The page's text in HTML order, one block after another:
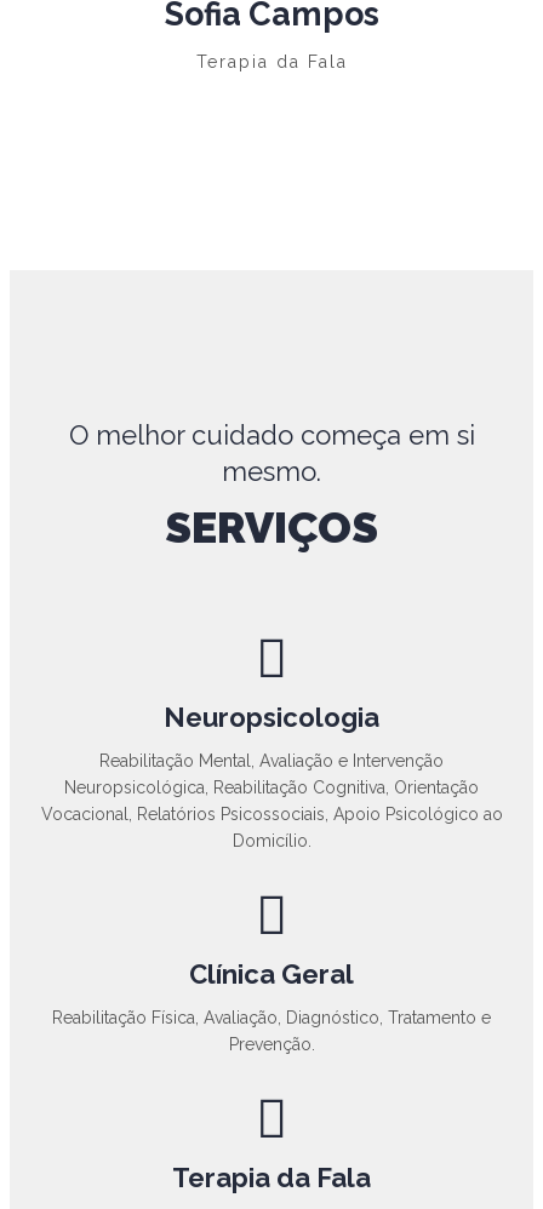
Sofia Campos
Terapia da Fala
O melhor cuidado começa em si
mesmo.
SERVIÇOS
Neuropsicologia
Reabilitação Mental, Avaliação e Intervenção
Neuropsicológica, Reabilitação Cognitiva, Orientação
Vocacional, Relatórios Psicossociais, Apoio Psicológico ao
Domicílio.
Clínica Geral
Reabilitação Física, Avaliação, Diagnóstico, Tratamento e
Prevenção.
Terapia da Fala